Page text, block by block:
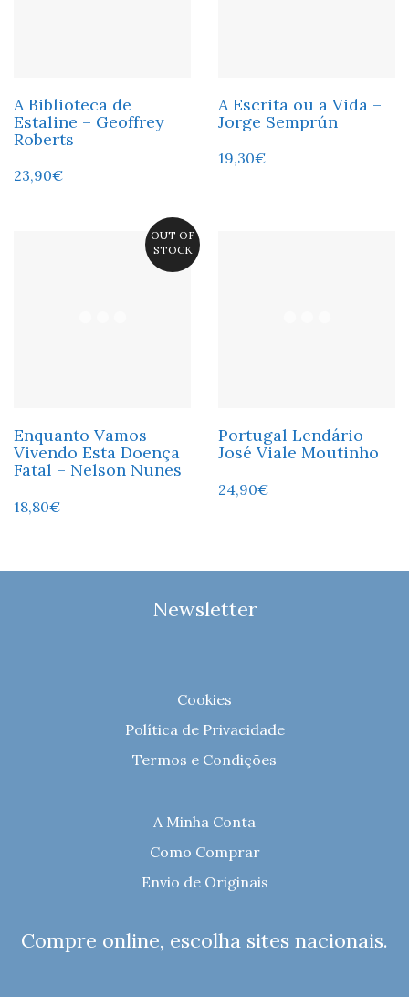
A Biblioteca de
Estaline – Geoffrey
Roberts
23,90€
A Escrita ou a Vida –
Jorge Semprún
19,30€
OUT OF
STOCK
Enquanto Vamos
Vivendo Esta Doença
Fatal – Nelson Nunes
18,80€
Portugal Lendário –
José Viale Moutinho
24,90€
Newsletter
Cookies
Política de Privacidade
Termos e Condições
A Minha Conta
Como Comprar
Envio de Originais
Compre online, escolha sites nacionais.